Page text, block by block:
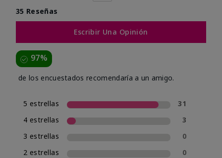
35 Reseñas
Escribir Una Opinión
97%
de los encuestados recomendaría a un amigo.
5 estrellas
31
4 estrellas
3
3 estrellas
0
2 estrellas
0